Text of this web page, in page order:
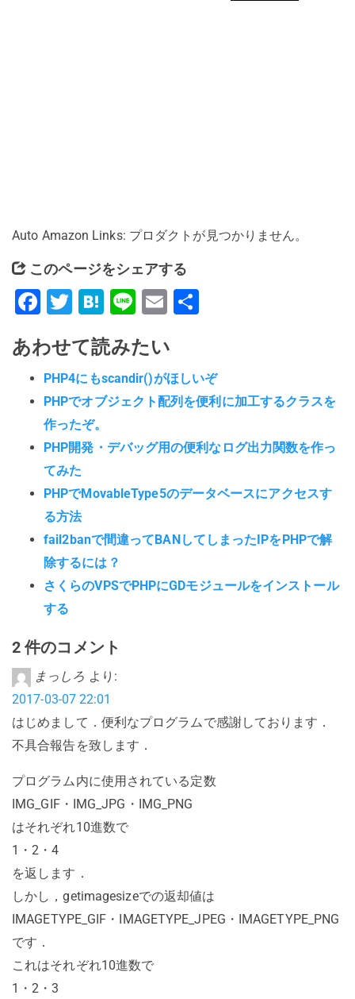
Auto Amazon Links: プロダクトが見つかりません。
このページをシェアする
Facebook
Twitter
Hatena
LineEmail
あわせて読みたい
PHP4にもscandir()がほしいぞ
PHPでオブジェクト配列を便利に加工するクラスを
作ったぞ。
PHP開発・デバッグ用の便利なログ出力関数を作っ
てみた
PHPでMovableType5のデータベースにアクセスす
る方法
fail2banで間違ってBANしてしまったIPをPHPで解
除するには？
さくらのVPSでPHPにGDモジュールをインストール
する
2 件のコメント
まっしろ より:
2017-03-07 22:01
はじめまして．便利なプログラムで感謝しております．
不具合報告を致します．
プログラム内に使用されている定数
IMG_GIF・IMG_JPG・IMG_PNG
はそれぞれ10進数で
1・2・4
を返します．
しかし，getimagesizeでの返却値は
IMAGETYPE_GIF・IMAGETYPE_JPEG・IMAGETYPE_PNG
です．
これはそれぞれ10進数で
1・2・3